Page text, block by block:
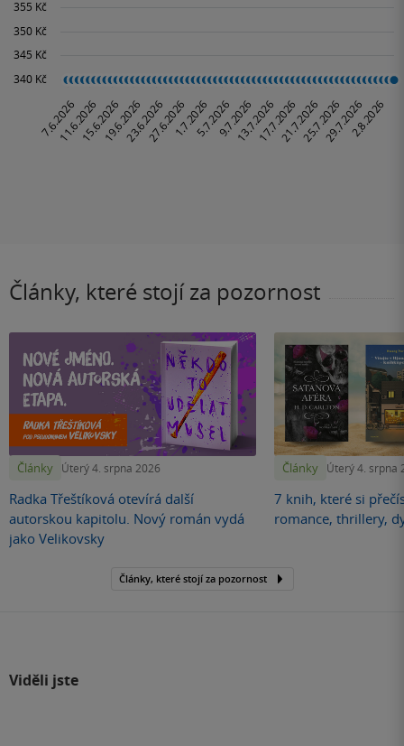
Články, které stojí za pozornost
Články Úterý 4. srpna 2026
Radka Třeštíková otevírá další
autorskou kapitolu. Nový román vydá
jako Velikovsky
Články Úterý 4. srpna
7 knih, které si
romance, thrillery,
Články, které stojí za pozornost
Viděli jste